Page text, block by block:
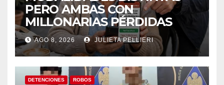
PERO AMBAS CON
MILLONARIAS PÉRDIDAS
AGO 8, 2026 JULIETA PELLIERI
DETENCIONES ROBOS